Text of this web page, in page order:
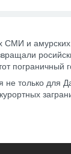
СМИ и амурских
пограничный
только для